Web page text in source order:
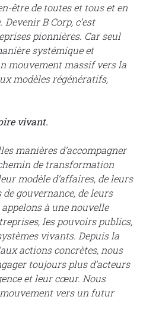
être de toutes et tous et en
B Corp, c’est
pionnières. Car seul
systémique et
mouvement massif vers la
modèles régénératifs,
vivant.
manières d’accompagner
de transformation
modèle d’affaires, de leurs
gouvernance, de leurs
à une nouvelle
les pouvoirs publics,
vivants. Depuis la
actions concrètes, nous
toujours plus d’acteurs
et leur cœur. Nous
vers un futur